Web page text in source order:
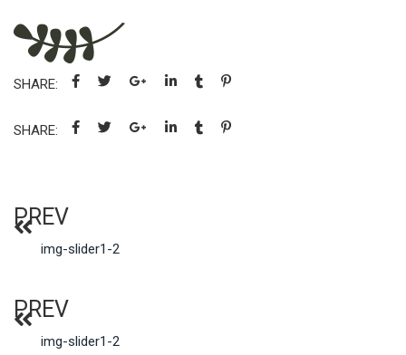
SHARE:
SHARE:
PREV
img-slider1-2
PREV
img-slider1-2